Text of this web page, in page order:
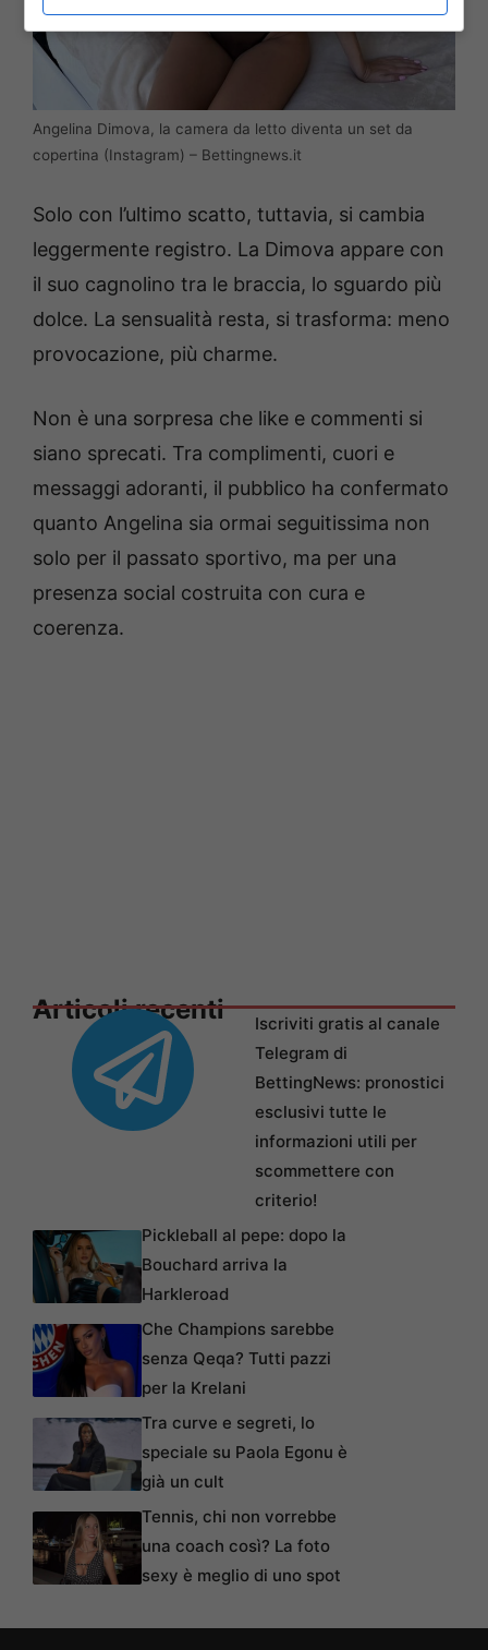
Angelina Dimova, la camera da letto diventa un set da
copertina (Instagram) – Bettingnews.it
Solo con l’ultimo scatto, tuttavia, si cambia
leggermente registro. La Dimova appare con
il suo cagnolino tra le braccia, lo sguardo più
dolce. La sensualità resta, si trasforma: meno
provocazione, più charme.
Non è una sorpresa che like e commenti si
siano sprecati. Tra complimenti, cuori e
messaggi adoranti, il pubblico ha confermato
quanto Angelina sia ormai seguitissima non
solo per il passato sportivo, ma per una
presenza social costruita con cura e
coerenza.
Articoli recenti
Iscriviti gratis al canale
Telegram di
BettingNews: pronostici
esclusivi tutte le
informazioni utili per
scommettere con
criterio!
Pickleball al pepe: dopo la
Bouchard arriva la
Harkleroad
Che Champions sarebbe
senza Qeqa? Tutti pazzi
per la Krelani
Tra curve e segreti, lo
speciale su Paola Egonu è
già un cult
Tennis, chi non vorrebbe
una coach così? La foto
sexy è meglio di uno spot